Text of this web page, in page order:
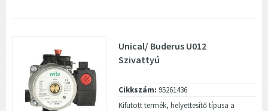
Unical/ Buderus U012
Szivattyú
Cikkszám: 95261436
Kifutott termék, helyettesítő típusa a